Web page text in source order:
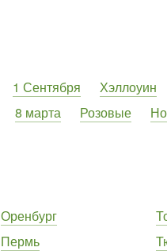
1 Сентября Хэллоуин
8 марта Розовые
Оренбург
Пермь